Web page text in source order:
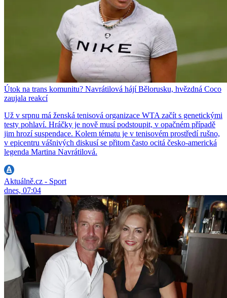
Útok na trans komunitu? Navrátilová hájí Bělorusku, hvězdná Coco
zaujala reakcí
Už v srpnu má ženská tenisová organizace WTA začít s genetickými
testy pohlaví. Hráčky je nově musí podstoupit, v opačném případě
jim hrozí suspendace. Kolem tématu je v tenisovém prostředí rušno,
v epicentru vášnivých diskusí se přitom často ocitá česko-americká
legenda Martina Navrátilová.
Aktuálně.cz - Sport
dnes, 07:04